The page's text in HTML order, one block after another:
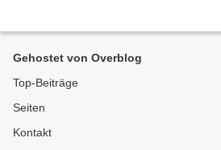
Gehostet von Overblog
Top-Beiträge
Seiten
Kontakt